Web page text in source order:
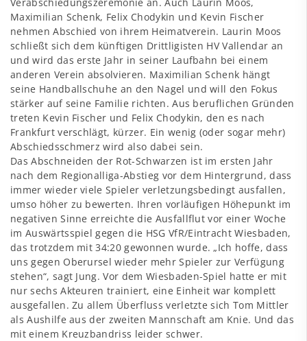
Maximilian Schenk, Felix Chodykin und Kevin Fischer
nehmen Abschied von ihrem Heimatverein. Laurin Moos
schließt sich dem künftigen Drittligisten HV Vallendar an
und wird das erste Jahr in seiner Laufbahn bei einem
anderen Verein absolvieren. Maximilian Schenk hängt
seine Handballschuhe an den Nagel und will den Fokus
stärker auf seine Familie richten. Aus beruflichen Gründen
treten Kevin Fischer und Felix Chodykin, den es nach
Frankfurt verschlägt, kürzer. Ein wenig (oder sogar mehr)
Abschiedsschmerz wird also dabei sein.
Das Abschneiden der Rot-Schwarzen ist im ersten Jahr
nach dem Regionalliga-Abstieg vor dem Hintergrund, dass
immer wieder viele Spieler verletzungsbedingt ausfallen,
umso höher zu bewerten. Ihren vorläufigen Höhepunkt im
negativen Sinne erreichte die Ausfallflut vor einer Woche
im Auswärtsspiel gegen die HSG VfR/Eintracht Wiesbaden,
das trotzdem mit 34:20 gewonnen wurde. „Ich hoffe, dass
uns gegen Oberursel wieder mehr Spieler zur Verfügung
stehen“, sagt Jung. Vor dem Wiesbaden-Spiel hatte er mit
nur sechs Akteuren trainiert, eine Einheit war komplett
ausgefallen. Zu allem Überfluss verletzte sich Tom Mittler
als Aushilfe aus der zweiten Mannschaft am Knie. Und das
mit einem Kreuzbandriss leider schwer.